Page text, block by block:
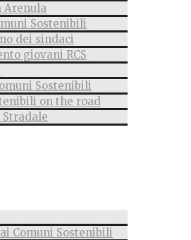
Arenula
Sostenibili
dei sindaci
giovani RCS
Sostenibili
on the road
Stradale
Comuni Sostenibili